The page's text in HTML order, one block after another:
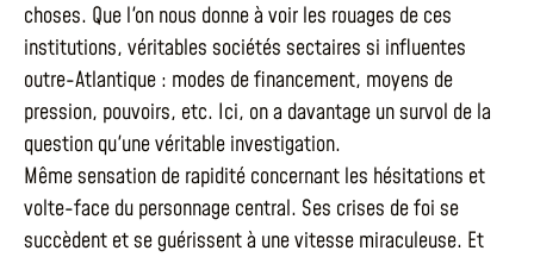
choses. Que l'on nous donne à voir les rouages de ces
institutions, véritables sociétés sectaires si influentes
outre-Atlantique : modes de financement, moyens de
pression, pouvoirs, etc. Ici, on a davantage un survol de la
question qu'une véritable investigation.
Même sensation de rapidité concernant les hésitations et
volte-face du personnage central. Ses crises de foi se
succèdent et se guérissent à une vitesse miraculeuse. Et